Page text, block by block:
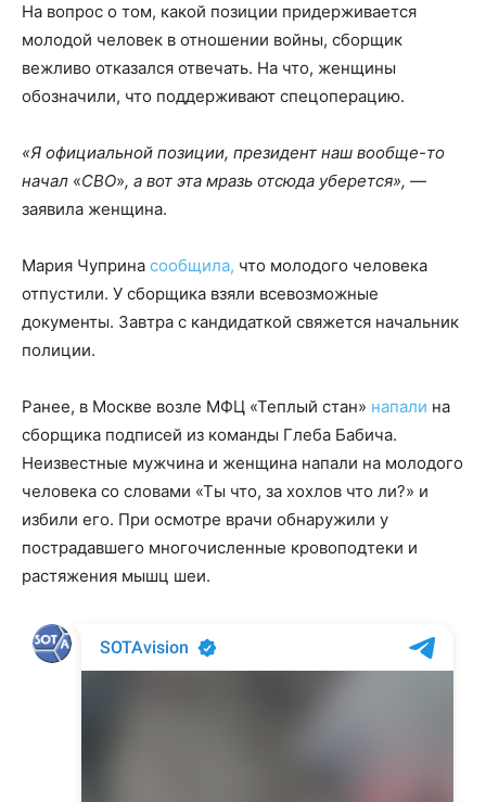
На вопрос о том, какой позиции придерживается
молодой человек в отношении войны, сборщик
вежливо отказался отвечать. На что, женщины
обозначили, что поддерживают спецоперацию.
«Я официальной позиции, президент наш вообще-то
начал «СВО», а вот эта мразь отсюда уберется», —
заявила женщина.
Мария Чуприна сообщила, что молодого человека
отпустили. У сборщика взяли всевозможные
документы. Завтра с кандидаткой свяжется начальник
полиции.
Ранее, в Москве возле МФЦ «Теплый стан» напали на
сборщика подписей из команды Глеба Бабича.
Неизвестные мужчина и женщина напали на молодого
человека со словами «Ты что, за хохлов что ли?» и
избили его. При осмотре врачи обнаружили у
пострадавшего многочисленные кровоподтеки и
растяжения мышц шеи.